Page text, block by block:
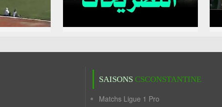
SAISONS CSCONSTANTINE
Matchs Ligue 1 Pro